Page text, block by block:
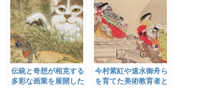
伝統と奇想が相克する
多彩な画業を展開した
今村紫紅や速水御舟ら
を育てた美術教育者と